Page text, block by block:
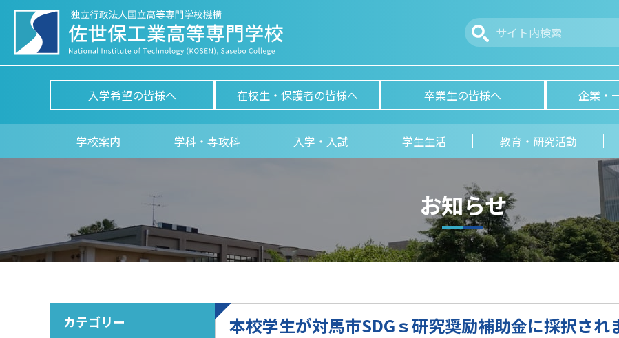
入学希望の皆様へ 在校生・保護者の皆様へ 卒業生の皆様へ 企業・
学校案内 学科・専攻科 入学・入試 学生生活 教育・研究活動
お知らせ
本校学生が対馬市SDGｓ研究奨励補助金に採択され
カテゴリー